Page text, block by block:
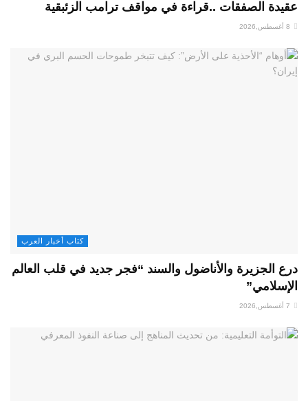
عقيدة الصفقات ..قراءة في مواقف ترامب الزئبقية
كتاب أخبار العرب
درع الجزيرة والأناضول والسند “فجر جديد في قلب العالم
الإسلامي”